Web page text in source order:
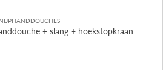
+ slang + hoekstopkraan